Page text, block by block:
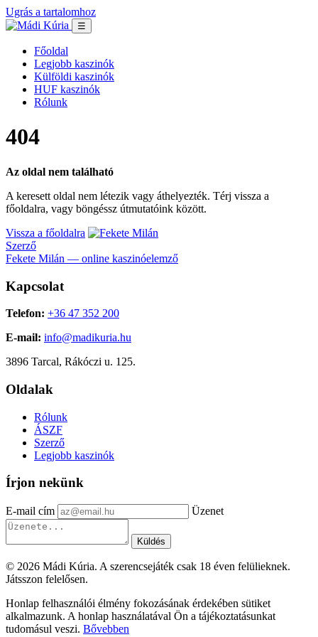
Ugrás a tartalomhoz
☰
Főoldal
Legjobb kaszinók
Külföldi kaszinók
HUF kaszinók
Rólunk
404
Az oldal nem található
A keresett oldal nem létezik vagy áthelyezték. Térj vissza a
főoldalra, vagy böngéssz útmutatóink között.
Vissza a főoldalra
Szerző
Fekete Milán — online kaszinóelemző
Kapcsolat
Telefon: +36 47 352 200
E-mail: info@madikuria.hu
3896 Tarcal, Rákóczi u. 125.
Oldalak
Rólunk
ÁSZF
Szerző
Legjobb kaszinók
Írjon nekünk
E-mail cím Üzenet
Küldés
© 2026 Mádi Kúria. A szerencsejáték csak 18 éven felülieknek.
Játsszon felelősen.
Honlap felhasználói élmény fokozásának érdekében sütiket
alkalmazunk. A honlap használatával Ön a tájékoztatásunkat
tudomásul veszi. Bővebben